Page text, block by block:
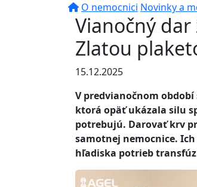
O nemocnici Novinky a
Vianočný
Zlatou
15.12.2025
V predvianočnom
ktorá opäť ukázala silu
potrebujú. Darovať krv
samotnej nemocnice.
hľadiska potrieb